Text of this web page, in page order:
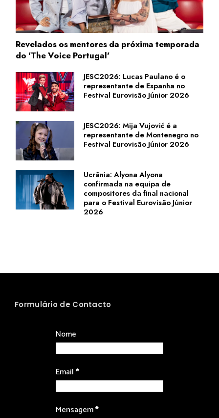
Revelados os mentores da próxima temporada
do 'The Voice Portugal'
JESC2026: Lucas Paulano é o
representante de Espanha no
Festival Eurovisão Júnior 2026
JESC2026: Mija Vujović é a
representante de Montenegro no
Festival Eurovisão Júnior 2026
Ucrânia: Alyona Alyona
confirmada na equipa de
compositores da final nacional
para o Festival Eurovisão Júnior
2026
Formulário de Contacto
Nome
Email*
Mensagem*